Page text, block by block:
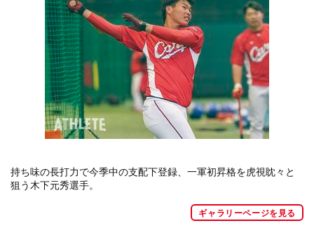
持ち味の長打力で今季中の支配下登録、一軍初昇格を虎視眈々と
狙う木下元秀選手。
ギャラリーページを見る